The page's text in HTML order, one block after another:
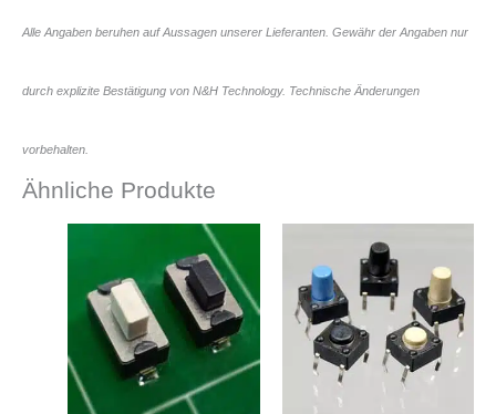
Alle Angaben beruhen auf Aussagen unserer Lieferanten. Gewähr der Angaben nur
durch explizite Bestätigung von N&H Technology. Technische Änderungen
vorbehalten.
Ähnliche Produkte